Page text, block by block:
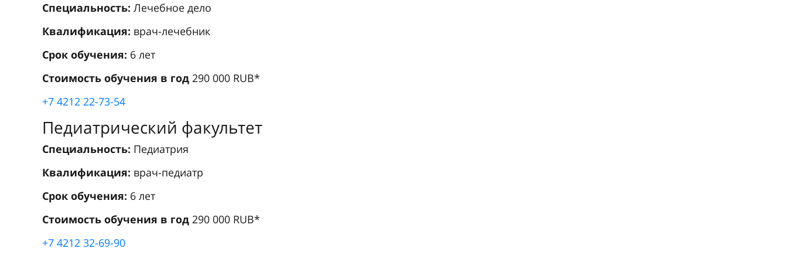
Специальность: Лечебное дело
Квалификация: врач-лечебник
Срок обучения: 6 лет
Стоимость обучения в год 290 000 RUB*
+7 4212 22-73-54
Педиатрический факультет
Специальность: Педиатрия
Квалификация: врач-педиатр
Срок обучения: 6 лет
Стоимость обучения в год 290 000 RUB*
+7 4212 32-69-90